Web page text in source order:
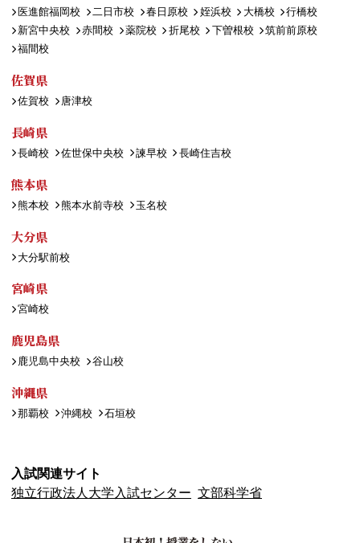
医進館福岡校
二日市校 春日原校 姪浜校 大橋校
行橋校
新宮中央校
赤間校 薬院校 折尾校 下曽根校
筑前前原校
福間校
佐賀県
佐賀校 唐津校
長崎県
長崎校 佐世保中央校 諫早校 長崎住吉校
熊本県
熊本校 熊本水前寺校 玉名校
大分県
大分駅前校
宮崎県
宮崎校
鹿児島県
鹿児島中央校 谷山校
沖縄県
那覇校 沖縄校 石垣校
入試関連サイト
独立行政法人大学入試センター 文部科学省